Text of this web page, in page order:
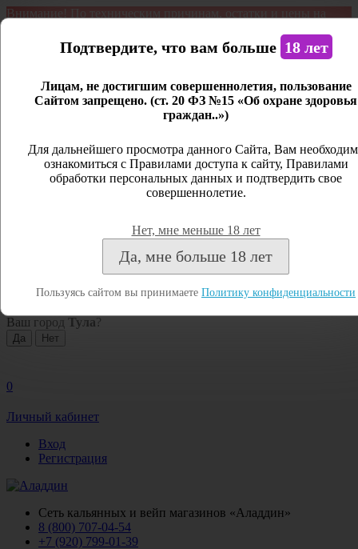
Внимание! По техническим причинам, остатки и цены на
является демонстрационным. Дистанционная продажа не
Открыть сайдбар
Личный кабинет
Закрыть
Посмотреть все результаты
Ваш город Тула ?
0
Личный кабинет
Вход
Регистрация
Сеть кальянных и вейп магазинов «Аладдин»
8 (800) 707-04-54
+7 (920) 799-01-39
Подтвердите, что вам больше 18 лет
Лицам, не достигшим совершеннолетия, пользование
Сайтом запрещено. (ст. 20 ФЗ №15 «Об охране здоровья
граждан..»)
Для дальнейшего просмотра данного Сайта, Вам
ознакомиться с Правилами доступа к сайту, Правилами
обработки персональных данных и подтвердить свое
совершеннолетие.
Нет, мне меньше 18 лет
Да, мне больше 18 лет
Пользуясь сайтом вы принимаете Политику конфиденциальности